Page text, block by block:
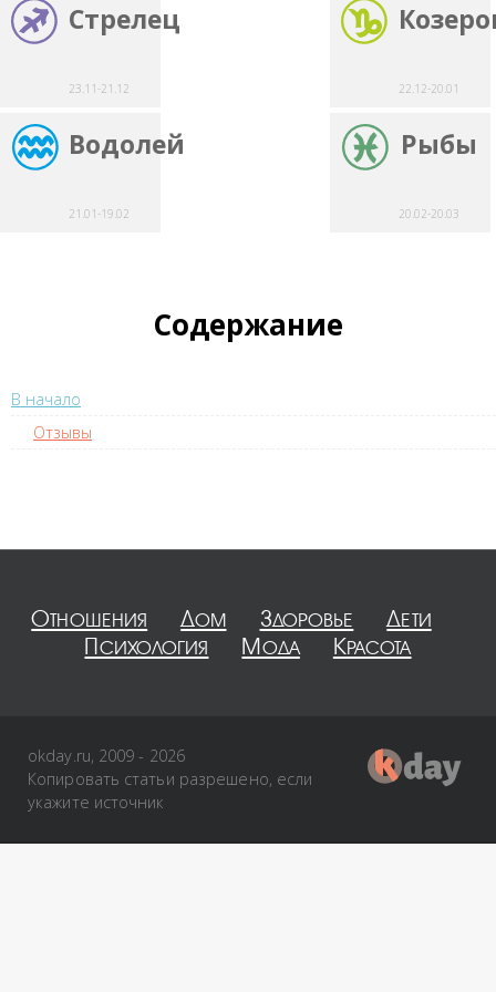
Стрелец
23.11-21.12 22.12-20.01
Водолей
21.01-19.02
Рыбы
20.02-20.03
Содержание
В начало
Отзывы
Отношения Дом Здоровье
Дети
Психология
Мода Красота
okday.ru, 2009 - 2026
Копировать статьи разрешено, если
укажите источник